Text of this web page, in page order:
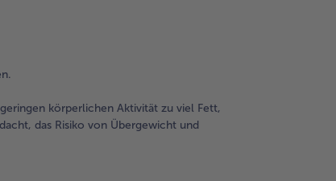
körperlichen Aktivität zu viel Fett,
das Risiko von Übergewicht und